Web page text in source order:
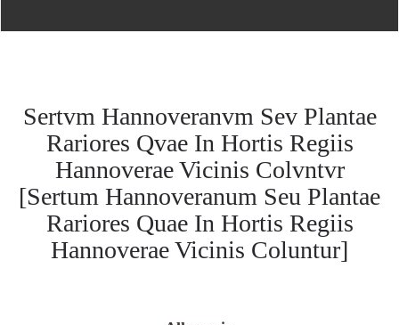
Sertvm Hannoveranvm Sev Plantae
Rariores Qvae In Hortis Regiis
Hannoverae Vicinis Colvntvr
[Sertum Hannoveranum Seu Plantae
Rariores Quae In Hortis Regiis
Hannoverae Vicinis Coluntur]